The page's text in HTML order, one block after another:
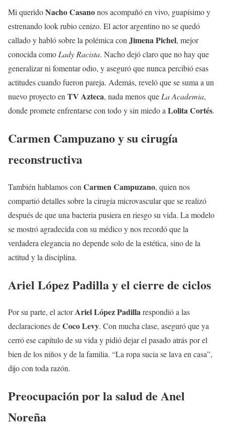
Mi queridoNacho Casanonos acompañó en vivo, guapísimo y
estrenando look rubio cenizo. El actor argentino no se quedó
callado y habló sobre la polémica con Jimena Pichel, mejor
conocida como Lady Racista. Nacho dejó claro que no hay que
generalizar ni fomentar odio, y aseguró que nunca percibió esas
actitudes cuando fueron pareja. Además, reveló que se suma a un
nuevo proyecto en TV Azteca, nada menos que La Academia,
donde promete enfrentarse con todo y sin miedo a Lolita Cortés.
Carmen Campuzano y su cirugía
reconstructiva
También hablamos con Carmen Campuzano, quien nos
compartió detalles sobre la cirugía microvascular que se realizó
después de que una bacteria pusiera en riesgo su vida. La modelo
se mostró agradecida con su médico y nos recordó que la
verdadera elegancia no depende solo de la estética, sino de la
actitud y la disciplina.
Ariel López Padilla y el cierre de ciclos
Por su parte, el actorAriel López Padillarespondió a las
declaraciones deCoco Levy. Con mucha clase, aseguró que ya
cerró ese capítulo de su vida y pidió dejar el pasado atrás por el
bien de los niños y de la familia. “La ropa sucia se lava en casa”,
dijo con toda razón.
Preocupación por la salud de Anel
Noreña